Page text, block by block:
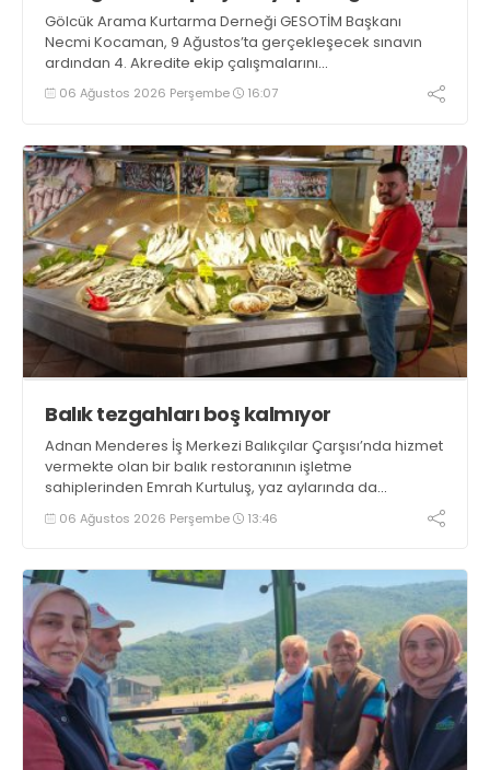
Gölcük Arama Kurtarma Derneği GESOTİM Başkanı
Necmi Kocaman, 9 Ağustos’ta gerçekleşecek sınavın
ardından 4. Akredite ekip çalışmalarını
tamamlayacaklarını ifade ederek açıklamalarda
bulundu. Kocaman, “Gölcük’te ve Kocaeli genelinde ses
06 Ağustos 2026 Perşembe 16:07
Balık tezgahları boş kalmıyor
Adnan Menderes İş Merkezi Balıkçılar Çarşısı’nda hizmet
vermekte olan bir balık restoranının işletme
sahiplerinden Emrah Kurtuluş, yaz aylarında da
tezgahlarda taze balık bulunduğunu ifade ederek “Yıl
boyunca tezgahlarda taze balık bulmak mümkün
06 Ağustos 2026 Perşembe 13:46